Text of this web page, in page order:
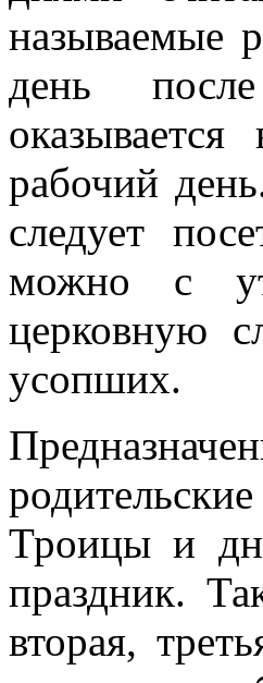
называемые
день
рабочий
следует
можно с
церковную
усопших.
Троицы и
праздник.
вторая,